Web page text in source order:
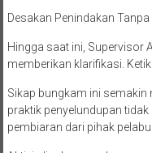
Desakan Penindakan Tanpa
Hingga saat ini, Supervisor
memberikan klarifikasi.
Sikap bungkam ini
praktik penyelundupan
pembiaran dari pihak